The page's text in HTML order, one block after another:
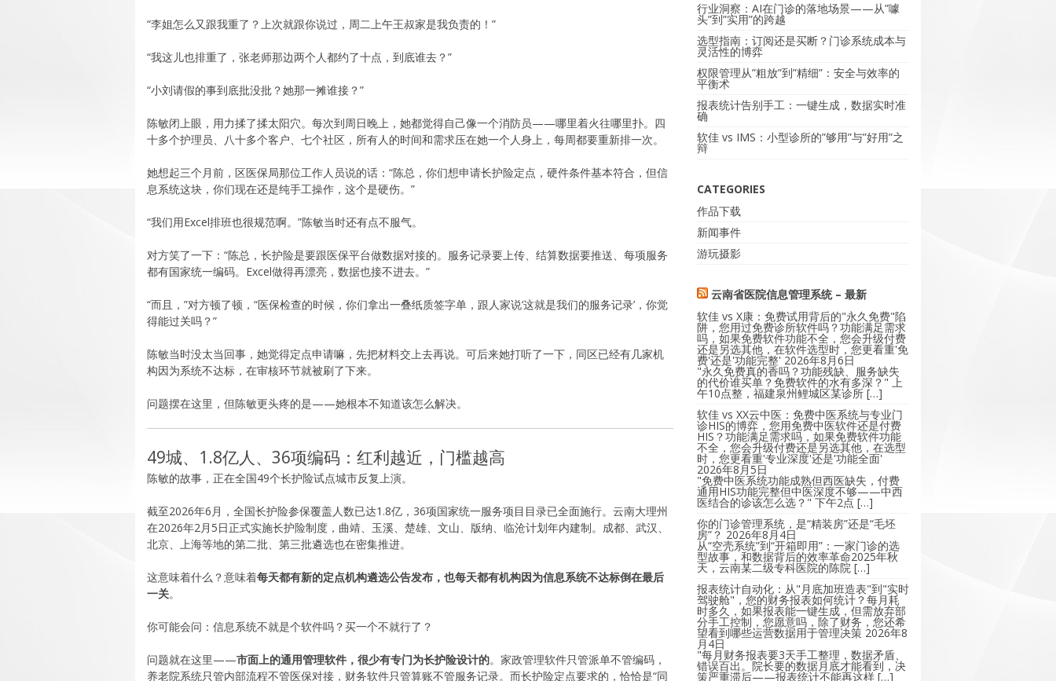
“李姐怎么又跟我重了？上次就跟你说过，周二上午王叔家是我负责的！”
“我这儿也排重了，张老师那边两个人都约了十点，到底谁去？”
“小刘请假的事到底批没批？她那一摊谁接？”
陈敏闭上眼，用力揉了揉太阳穴。每次到周日晚上，她都觉得自己像一个消防员——哪里着火往哪里扑。四
十多个护理员、八十多个客户、七个社区，所有人的时间和需求压在她一个人身上，每周都要重新排一次。
她想起三个月前，区医保局那位工作人员说的话：“陈总，你们想申请长护险定点，硬件条件基本符合，但信
息系统这块，你们现在还是纯手工操作，这个是硬伤。”
“我们用Excel排班也很规范啊。”陈敏当时还有点不服气。
对方笑了一下：“陈总，长护险是要跟医保平台做数据对接的。服务记录要上传、结算数据要推送、每项服务
都有国家统一编码。Excel做得再漂亮，数据也接不进去。”
“而且，”对方顿了顿，“医保检查的时候，你们拿出一叠纸质签字单，跟人家说‘这就是我们的服务记录’，你觉
得能过关吗？”
陈敏当时没太当回事，她觉得定点申请嘛，先把材料交上去再说。可后来她打听了一下，同区已经有几家机
构因为系统不达标，在审核环节就被刷了下来。
问题摆在这里，但陈敏更头疼的是——她根本不知道该怎么解决。
49城、1.8亿人、36项编码：红利越近，门槛越高
陈敏的故事，正在全国49个长护险试点城市反复上演。
截至2026年6月，全国长护险参保覆盖人数已达1.8亿，36项国家统一服务项目目录已全面施行。云南大理州
在2026年2月5日正式实施长护险制度，曲靖、玉溪、楚雄、文山、版纳、临沧计划年内建制。成都、武汉、
北京、上海等地的第二批、第三批遴选也在密集推进。
这意味着什么？意味着每天都有新的定点机构遴选公告发布，也每天都有机构因为信息系统不达标倒在最后
一关。
你可能会问：信息系统不就是个软件吗？买一个不就行了？
问题就在这里——市面上的通用管理软件，很少有专门为长护险设计的。家政管理软件只管派单不管编码，
养老院系统只管内部流程不管医保对接，财务软件只管算账不管服务记录。而长护险定点要求的，恰恰是“同
行业洞察：AI在门诊的落地场景——从”噱
头”到”实用”的跨越
选型指南：订阅还是买断？门诊系统成本与
灵活性的博弈
权限管理从”粗放”到”精细”：安全与效率的
平衡术
报表统计告别手工：一键生成，数据实时准
确
软佳 vs IMS：小型诊所的”够用”与”好用”之
辩
CATEGORIES
作品下载
新闻事件
游玩摄影
云南省医院信息管理系统 – 最新
软佳 vs X康：免费试用背后的"永久免费"陷
阱，您用过免费诊所软件吗？功能满足需求
吗，如果免费软件功能不全，您会升级付费
还是另选其他，在软件选型时，您更看重'免
费'还是'功能完整' 2026年8月6日
"永久免费真的香吗？功能残缺、服务缺失
的代价谁买单？免费软件的水有多深？" 上
午10点整，福建泉州鲤城区某诊所 […]
软佳 vs XX云中医：免费中医系统与专业门
诊HIS的博弈，您用免费中医软件还是付费
HIS？功能满足需求吗，如果免费软件功能
不全，您会升级付费还是另选其他，在选型
时，您更看重'专业深度'还是'功能全面'
2026年8月5日
"免费中医系统功能成熟但西医缺失，付费
通用HIS功能完整但中医深度不够——中西
医结合的诊该怎么选？" 下午2点 […]
你的门诊管理系统，是“精装房”还是“毛坯
房”？ 2026年8月4日
从“空壳系统”到“开箱即用”：一家门诊的选
型故事，和数据背后的效率革命2025年秋
天，云南某二级专科医院的陈院 […]
报表统计自动化：从"月底加班造表"到"实时
驾驶舱"，您的财务报表如何统计？每月耗
时多久，如果报表能一键生成，但需放弃部
分手工控制，您愿意吗，除了财务，您还希
望看到哪些运营数据用于管理决策 2026年8
月4日
"每月财务报表要3天手工整理，数据矛盾、
错误百出。院长要的数据月底才能看到，决
策严重滞后——报表统计不能再这样 […]